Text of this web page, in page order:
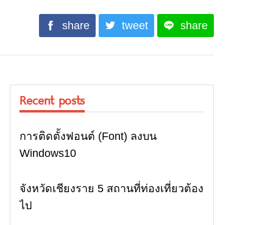
share tweet share
Recent posts
การติดตั้งฟอนต์ (Font) ลงบน
Windows10
Travel
จังหวัดเชียงราย 5 สถานที่ท่องเที่ยวต้อง
ไป